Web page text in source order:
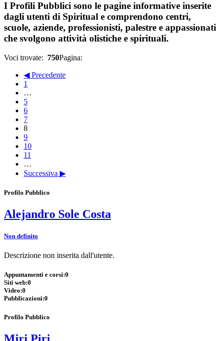
I Profili Pubblici sono le pagine informative inserite
dagli utenti di Spiritual e comprendono centri,
scuole, aziende, professionisti, palestre e appassionati
che svolgono attività olistiche e spirituali.
Voci trovate: 750Pagina:
◀ Precedente
1
…
5
6
7
8
9
10
11
…
Successiva ▶
Profilo Pubblico
Alejandro Sole Costa
Non definito
Descrizione non inserita dall'utente.
Appuntamenti e corsi:0
Siti web:0
Video:0
Pubblicazioni:0
Profilo Pubblico